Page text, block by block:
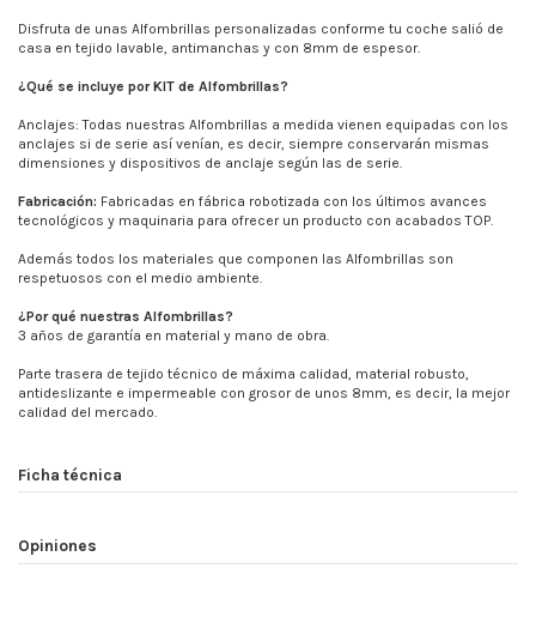
Disfruta de unas Alfombrillas personalizadas conforme tu coche salió de
casa en tejido lavable, antimanchas y con 8mm de espesor.
¿Qué se incluye por KIT de Alfombrillas?
Anclajes: Todas nuestras Alfombrillas a medida vienen equipadas con los
anclajes si de serie así venían, es decir, siempre conservarán mismas
dimensiones y dispositivos de anclaje según las de serie.
Fabricación: Fabricadas en fábrica robotizada con los últimos avances
tecnológicos y maquinaria para ofrecer un producto con acabados TOP.
Además todos los materiales que componen las Alfombrillas son
respetuosos con el medio ambiente.
¿Por qué nuestras Alfombrillas?
3 años de garantía en material y mano de obra.
Parte trasera de tejido técnico de máxima calidad, material robusto,
antideslizante e impermeable con grosor de unos 8mm, es decir, la mejor
calidad del mercado.
Ficha técnica
Opiniones